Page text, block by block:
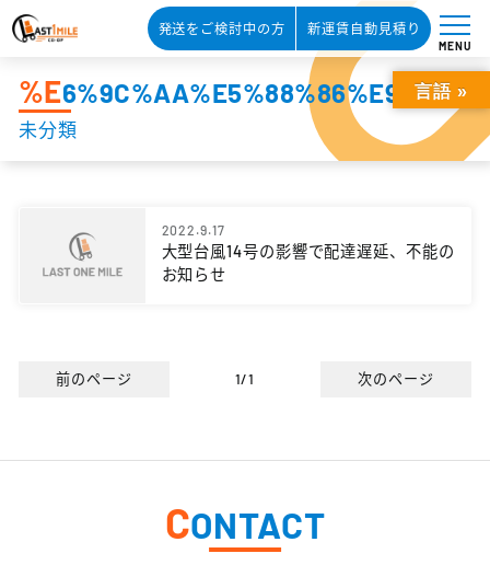
発送をご検討中の方 新運賃自動見積り
MENU
%E
未分類
2022.9.17
大型台風14号の影響で配達遅延、不能の
お知らせ
前のページ 1/1 次のページ
CONTACT
言語 »